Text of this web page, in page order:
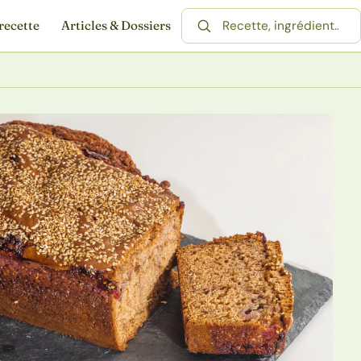
Articles & Dossiers
Rechercher une recette